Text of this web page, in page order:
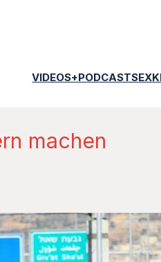
VIDEOS+PODCASTS
machen